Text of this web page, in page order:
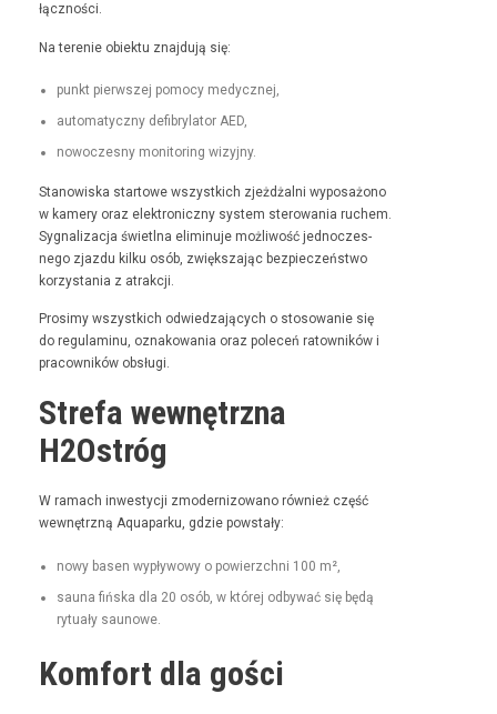
łączności.
Na tere­nie obiek­tu zna­j­du­ją się:
punkt pier­wszej pomo­cy medycznej,
automaty­czny defi­bry­la­tor AED,
nowoczes­ny mon­i­tor­ing wizyjny.
Stanowiska star­towe wszys­t­kich zjeżdżal­ni wyposażono
w kamery oraz elek­tron­iczny sys­tem sterowa­nia ruchem.
Syg­nal­iza­c­ja świ­etl­na elimin­u­je możli­wość jed­noczes­
nego zjaz­du kilku osób, zwięk­sza­jąc bez­pieczeńst­wo
korzys­ta­nia z atrakcji.
Prosimy wszys­t­kich odwiedza­ją­cych o stosowanie się
do reg­u­laminu, oznakowa­nia oraz pole­ceń ratown­ików i
pra­cown­ików obsługi.
Strefa wewnętrzna
H2Ostróg
W ramach inwest­y­cji zmod­ern­i­zowano również część
wewnętrzną Aqua­parku, gdzie powstały:
nowy basen wypły­wowy o powierzch­ni 100 m²,
sauna fińs­ka dla 20 osób, w której odby­wać się będą
rytu­ały saunowe.
Komfort dla gości